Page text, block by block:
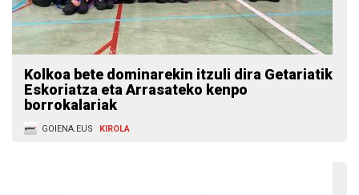
Kolkoa bete dominarekin itzuli dira Getariatik
Eskoriatza eta Arrasateko kenpo
borrokalariak
GOIENA.EUS KIROLA